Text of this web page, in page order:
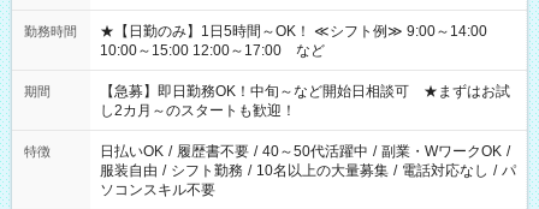
勤務時間
★【日勤のみ】1日5時間～OK！ ≪シフト例≫ 9:00～14:00
10:00～15:00 12:00～17:00 など
期間
【急募】即日勤務OK！中旬～など開始日相談可 ★まずはお試
し2カ月～のスタートも歓迎！
特徴 日払いOK / 履歴書不要 / 40～50代活躍中 / 副業・WワークOK /
服装自由 / シフト勤務 / 10名以上の大量募集 / 電話対応なし / パ
ソコンスキル不要